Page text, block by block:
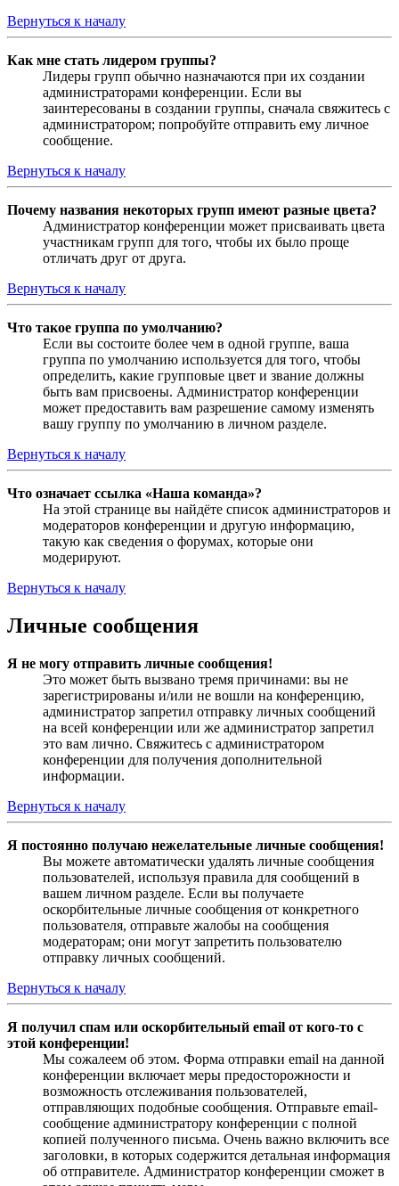
Вернуться к началу
Как мне стать лидером группы?
Лидеры групп обычно назначаются при их создании
администраторами конференции. Если вы
заинтересованы в создании группы, сначала свяжитесь с
администратором; попробуйте отправить ему личное
сообщение.
Вернуться к началу
Почему названия некоторых групп имеют разные цвета?
Администратор конференции может присваивать цвета
участникам групп для того, чтобы их было проще
отличать друг от друга.
Вернуться к началу
Что такое группа по умолчанию?
Если вы состоите более чем в одной группе, ваша
группа по умолчанию используется для того, чтобы
определить, какие групповые цвет и звание должны
быть вам присвоены. Администратор конференции
может предоставить вам разрешение самому изменять
вашу группу по умолчанию в личном разделе.
Вернуться к началу
Что означает ссылка «Наша команда»?
На этой странице вы найдёте список администраторов и
модераторов конференции и другую информацию,
такую как сведения о форумах, которые они
модерируют.
Вернуться к началу
Личные сообщения
Я не могу отправить личные сообщения!
Это может быть вызвано тремя причинами: вы не
зарегистрированы и/или не вошли на конференцию,
администратор запретил отправку личных сообщений
на всей конференции или же администратор запретил
это вам лично. Свяжитесь с администратором
конференции для получения дополнительной
информации.
Вернуться к началу
Я постоянно получаю нежелательные личные сообщения!
Вы можете автоматически удалять личные сообщения
пользователей, используя правила для сообщений в
вашем личном разделе. Если вы получаете
оскорбительные личные сообщения от конкретного
пользователя, отправьте жалобы на сообщения
модераторам; они могут запретить пользователю
отправку личных сообщений.
Вернуться к началу
Я получил спам или оскорбительный email от кого-то с
этой конференции!
Мы сожалеем об этом. Форма отправки email на данной
конференции включает меры предосторожности и
возможность отслеживания пользователей,
отправляющих подобные сообщения. Отправьте email-
сообщение администратору конференции с полной
копией полученного письма. Очень важно включить все
заголовки, в которых содержится детальная информация
об отправителе. Администратор конференции сможет в